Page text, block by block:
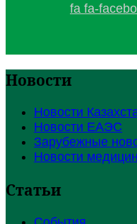
fa fa-
Новости
Новости
Новости ЕАЭС
Зарубежные
Новости
Статьи